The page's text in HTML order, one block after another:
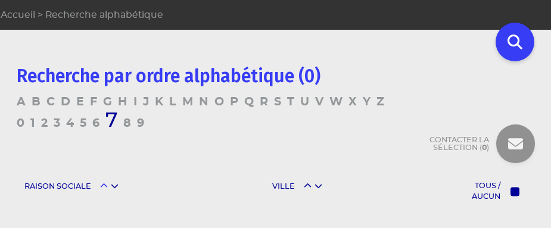
Accueil > Recherche alphabétique
Recherche par ordre alphabétique (0)
A B C D E F G H J K L M N O P Q R S T U V W X Y Z
0 1 2 3 4 5 6 7 8 9
RAISON SOCIALE VILLE
TOUS /
AUCUN
CONTACTER LA
SÉLECTION (0)